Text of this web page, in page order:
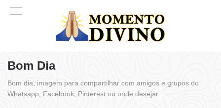
Bom Dia
Bom dia, imagem para compartilhar com amigos e grupos do
Whatsapp, Facebook, Pinterest ou onde desejar.